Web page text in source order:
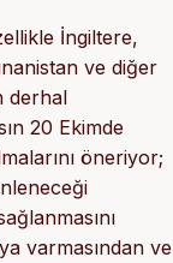
İngiltere,
ve diğer
derhal
20 Ekimde
öneriyor;
varmasından ve